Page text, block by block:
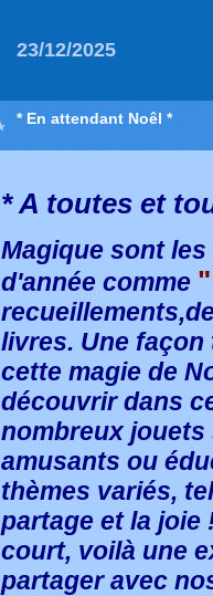
23/12/2025
* En attendant Noêl *
*A toutes et
Magique sont
d'année comme
livres. Une façon
cette magie de
découvrir dans
nombreux
amusants ou
thèmes variés,
partage et la joie
court, voilà une
partager avec